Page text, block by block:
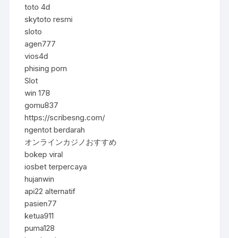
toto 4d
skytoto resmi
sloto
agen777
vios4d
phising porn
Slot
win 178
gomu837
https://scribesng.com/
ngentot berdarah
オンラインカジノおすすめ
bokep viral
iosbet terpercaya
hujanwin
api22 alternatif
pasien77
ketua911
puma128